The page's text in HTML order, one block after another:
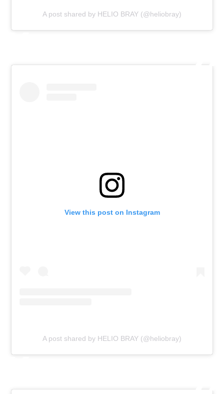
A post shared by HELIO BRAY (@heliobray)
View this post on Instagram
A post shared by HELIO BRAY (@heliobray)